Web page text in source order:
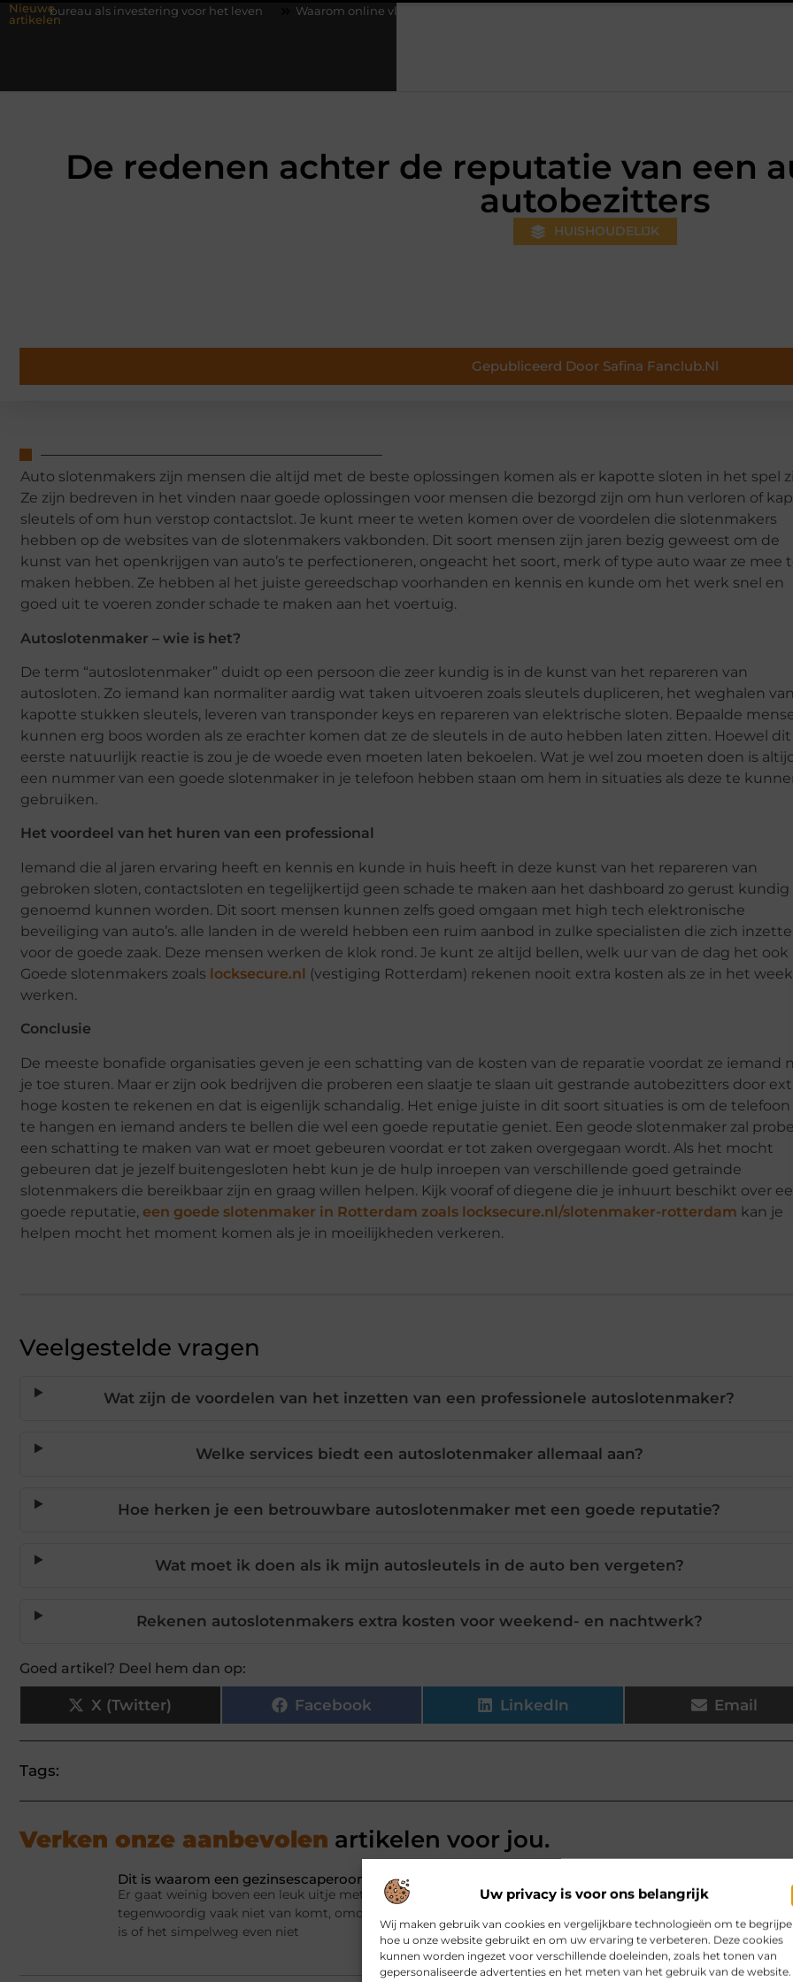
Uw privacy is voor ons belangrijk
Wij maken gebruik van cookies en vergelijkbare technologieën om te
hoe u onze website gebruikt en om uw ervaring te verbeteren. Deze cookies
kunnen worden ingezet voor verschillende doeleinden, zoals het tonen van
gepersonaliseerde advertenties en het meten van het gebruik van de website.
Nieuwe
artikelen
investering voor het leven Waarom online vlees bestellen steeds gewoner wordt
De redenen achter de reputatie van een
autobezitters
HUISHOUDELIJK
Gepubliceerd Door Safina Fanclub.nl
Auto slotenmakers zijn mensen die altijd met de beste oplossingen komen als er kapotte sloten in het spel
Ze zijn bedreven in het vinden naar goede oplossingen voor mensen die bezorgd zijn om hun verloren of
sleutels of om hun verstop contactslot. Je kunt meer te weten komen over de voordelen die slotenmakers
hebben op de websites van de slotenmakers vakbonden. Dit soort mensen zijn jaren bezig geweest om de
kunst van het openkrijgen van auto’s te perfectioneren, ongeacht het soort, merk of type auto waar ze mee
maken hebben. Ze hebben al het juiste gereedschap voorhanden en kennis en kunde om het werk snel en
goed uit te voeren zonder schade te maken aan het voertuig.
Autoslotenmaker – wie is het?
De term “autoslotenmaker” duidt op een persoon die zeer kundig is in de kunst van het repareren van
autosloten. Zo iemand kan normaliter aardig wat taken uitvoeren zoals sleutels dupliceren, het weghalen
kapotte stukken sleutels, leveren van transponder keys en repareren van elektrische sloten. Bepaalde
kunnen erg boos worden als ze erachter komen dat ze de sleutels in de auto hebben laten zitten. Hoewel
eerste natuurlijk reactie is zou je de woede even moeten laten bekoelen. Wat je wel zou moeten doen is
een nummer van een goede slotenmaker in je telefoon hebben staan om hem in situaties als deze te
gebruiken.
Het voordeel van het huren van een professional
Iemand die al jaren ervaring heeft en kennis en kunde in huis heeft in deze kunst van het repareren van
gebroken sloten, contactsloten en tegelijkertijd geen schade te maken aan het dashboard zo gerust kundig
genoemd kunnen worden. Dit soort mensen kunnen zelfs goed omgaan met high tech elektronische
beveiliging van auto’s. alle landen in de wereld hebben een ruim aanbod in zulke specialisten die zich
voor de goede zaak. Deze mensen werken de klok rond. Je kunt ze altijd bellen, welk uur van de dag het ook
Goede slotenmakers zoals locksecure.nl (vestiging Rotterdam) rekenen nooit extra kosten als ze in het
werken.
Conclusie
De meeste bonafide organisaties geven je een schatting van de kosten van de reparatie voordat ze iemand
je toe sturen. Maar er zijn ook bedrijven die proberen een slaatje te slaan uit gestrande autobezitters door
hoge kosten te rekenen en dat is eigenlijk schandalig. Het enige juiste in dit soort situaties is om de
te hangen en iemand anders te bellen die wel een goede reputatie geniet. Een geode slotenmaker zal
een schatting te maken van wat er moet gebeuren voordat er tot zaken overgegaan wordt. Als het mocht
gebeuren dat je jezelf buitengesloten hebt kun je de hulp inroepen van verschillende goed getrainde
slotenmakers die bereikbaar zijn en graag willen helpen. Kijk vooraf of diegene die je inhuurt beschikt over
goede reputatie, een goede slotenmaker in Rotterdam zoals locksecure.nl/slotenmaker-rotterdam kan je
helpen mocht het moment komen als je in moeilijkheden verkeren.
Veelgestelde vragen
Wat zijn de voordelen van het inzetten van een professionele autoslotenmaker?
Welke services biedt een autoslotenmaker allemaal aan?
Hoe herken je een betrouwbare autoslotenmaker met een goede reputatie?
Wat moet ik doen als ik mijn autosleutels in de auto ben vergeten?
Rekenen autoslotenmakers extra kosten voor weekend- en nachtwerk?
Goed artikel? Deel hem dan op:
X (Twitter) Facebook LinkedIn Email
Tags:
Verken onze aanbevolen artikelen voor jou.
Dit is waarom een gezinsescaperoom spelen zo leuk is
Er gaat weinig boven een leuk uitje met het hele gezin. Zeker omdat het er
tegenwoordig vaak niet van komt, omdat er altijd wel één persoon weg is, druk
is of het simpelweg even niet